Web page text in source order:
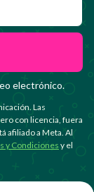
electrónico.
Las
con licencia, fuera
afiliado a Meta. Al
y Condicionesy el